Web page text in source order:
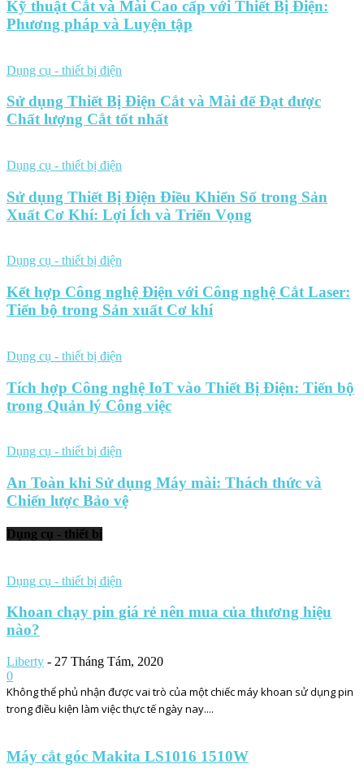
Kỹ thuật Cắt và Mài Cao cấp với Thiết Bị Điện:
Phương pháp và Luyện tập
Dụng cụ - thiết bị điện
Sử dụng Thiết Bị Điện Cắt và Mài để Đạt được
Chất lượng Cắt tốt nhất
Dụng cụ - thiết bị điện
Sử dụng Thiết Bị Điện Điều Khiển Số trong Sản
Xuất Cơ Khí: Lợi Ích và Triển Vọng
Dụng cụ - thiết bị điện
Kết hợp Công nghệ Điện với Công nghệ Cắt Laser:
Tiến bộ trong Sản xuất Cơ khí
Dụng cụ - thiết bị điện
Tích hợp Công nghệ IoT vào Thiết Bị Điện: Tiến bộ
trong Quản lý Công việc
Dụng cụ - thiết bị điện
An Toàn khi Sử dụng Máy mài: Thách thức và
Chiến lược Bảo vệ
Dụng cụ - thiết bị
Dụng cụ - thiết bị điện
Khoan chạy pin giá rẻ nên mua của thương hiệu
nào?
Liberty - 27 Tháng Tám, 2020
0
Không thể phủ nhận được vai trò của một chiếc máy khoan sử dụng pin
trong điều kiện làm việc thực tế ngày nay....
Máy cắt góc Makita LS1016 1510W